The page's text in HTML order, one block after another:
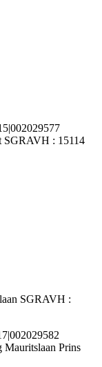
SGRAVH : 15114
SGRAVH :
Prins